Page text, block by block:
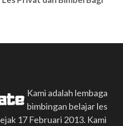
Kami adalah lembaga
bimbingan belajar les
17 Februari 2013. Kami